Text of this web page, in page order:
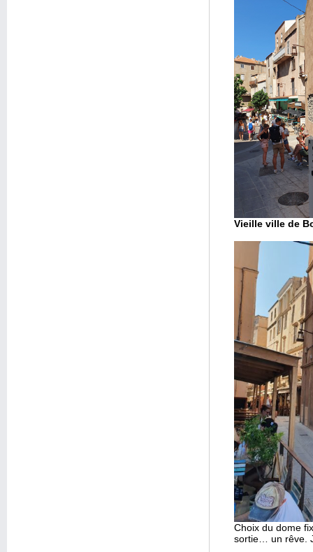
Vieille ville de
Choix du dome
sortie… un rêve.